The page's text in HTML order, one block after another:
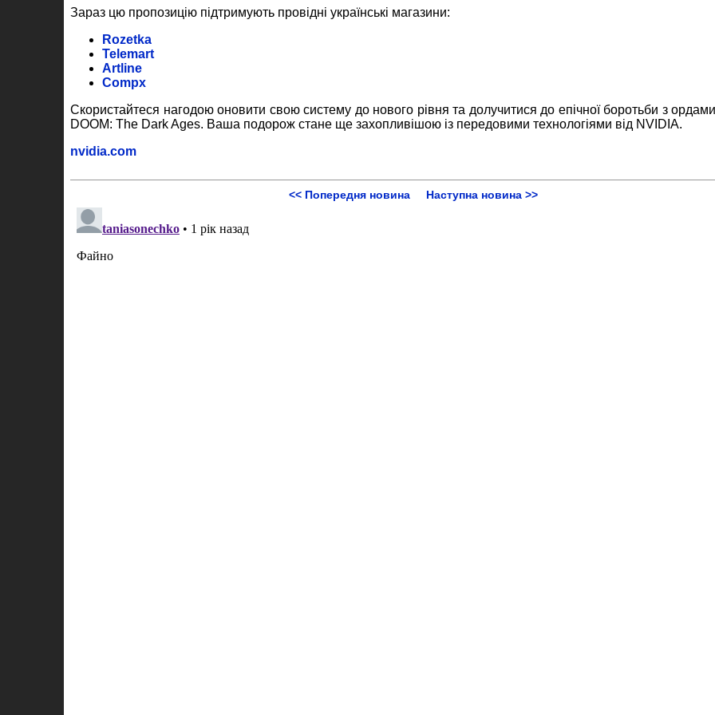
Зараз цю пропозицію підтримують провідні українські магазини:
Rozetka
Telemart
Artline
Compx
Скористайтеся нагодою оновити свою систему до нового рівня та долучитися до епічної боротьби з
DOOM: The Dark Ages. Ваша подорож стане ще захопливішою із передовими технологіями від NVIDIA.
nvidia.com
<< Попередня новина Наступна новина >>